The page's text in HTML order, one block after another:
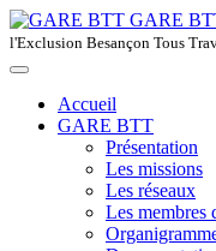
GARE
l'Exclusion Besançon Tous
Accueil
GARE BTT
Présentation
Les missions
Les réseaux
Les membres